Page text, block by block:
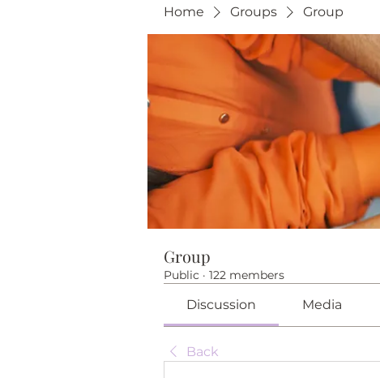
Home Groups Group
Group
Public · 122 members
Discussion Media
Back